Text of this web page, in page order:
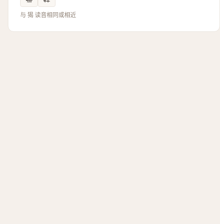
与 猲 读音相同或相近